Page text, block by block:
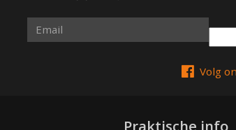
Volg
Praktische info